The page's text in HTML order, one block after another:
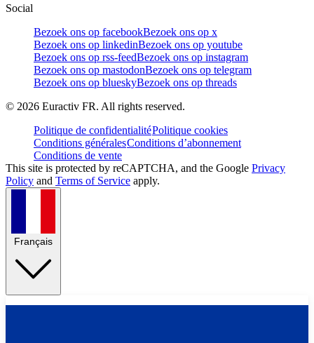
Social
Bezoek ons op facebookBezoek ons op x
Bezoek ons op linkedinBezoek ons op youtube
Bezoek ons op rss-feedBezoek ons op instagram
Bezoek ons op mastodonBezoek ons op telegram
Bezoek ons op blueskyBezoek ons op threads
© 2026 Euractiv FR. All rights reserved.
Politique de confidentialitéPolitique cookies
Conditions généralesConditions d’abonnement
Conditions de vente
This site is protected by reCAPTCHA, and the Google Privacy
Policy and Terms of Service apply.
Français